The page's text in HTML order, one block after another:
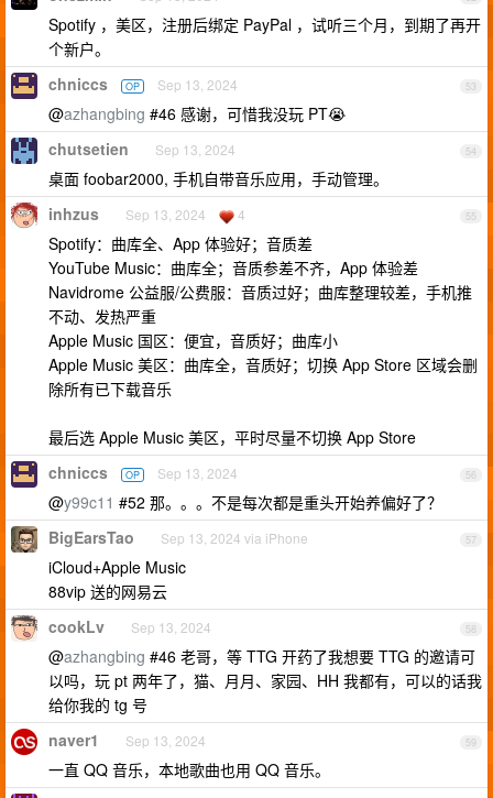
Spotify ，美区，注册后绑定 PayPal ，试听三个月，到期了再开
个新户。
53
chniccs OP Sep 13, 2024
@azhangbing #46 感谢，可惜我没玩 PT😭
54
chutsetien Sep 13, 2024
桌面 foobar2000, 手机自带音乐应用，手动管理。
55
inhzus Sep 13, 2024 4
Spotify：曲库全、App 体验好；音质差
YouTube Music：曲库全；音质参差不齐，App 体验差
Navidrome 公益服/公费服：音质过好；曲库整理较差，手机推
不动、发热严重
Apple Music 国区：便宜，音质好；曲库小
Apple Music 美区：曲库全，音质好；切换 App Store 区域会删
除所有已下载音乐
最后选 Apple Music 美区，平时尽量不切换 App Store
56
chniccs OP Sep 13, 2024
@y99c11 #52 那。。。不是每次都是重头开始养偏好了？
57
BigEarsTao Sep 13, 2024 via iPhone
iCloud+Apple Music
88vip 送的网易云
58
cookLv Sep 13, 2024
@azhangbing #46 老哥，等 TTG 开药了我想要 TTG 的邀请可
以吗，玩 pt 两年了，猫、月月、家园、HH 我都有，可以的话我
给你我的 tg 号
59
naver1 Sep 13, 2024
一直 QQ 音乐，本地歌曲也用 QQ 音乐。